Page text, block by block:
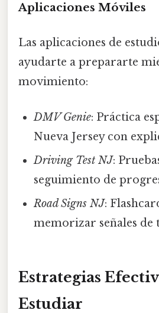
Aplicaciones Móviles
Las aplicaciones de
ayudarte a prepararte
movimiento:
DMV Genie: Práctica
Nueva Jersey con
Driving Test NJ:
seguimiento de
Road Signs NJ:
memorizar señales de
Estrategias
Estudiar